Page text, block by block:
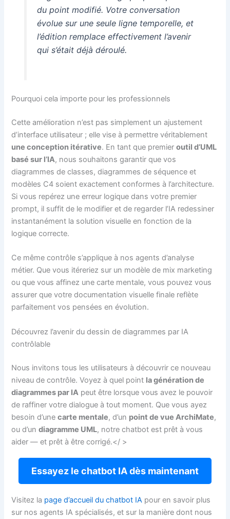
du point modifié. Votre conversation
évolue sur une seule ligne temporelle, et
l’édition remplace effectivement l’avenir
qui s’était déjà déroulé.
Pourquoi cela importe pour les professionnels
Cette amélioration n’est pas simplement un ajustement
d’interface utilisateur ; elle vise à permettre véritablement
une conception itérative. En tant que premieroutil d’UML
basé sur l’IA, nous souhaitons garantir que vos
diagrammes de classes, diagrammes de séquence et
modèles C4 soient exactement conformes à l’architecture.
Si vous repérez une erreur logique dans votre premier
prompt, il suffit de le modifier et de regarder l’IA redessiner
instantanément la solution visuelle en fonction de la
logique correcte.
Ce même contrôle s’applique à nos agents d’analyse
métier. Que vous itéreriez sur un modèle de mix marketing
ou que vous affinez une carte mentale, vous pouvez vous
assurer que votre documentation visuelle finale reflète
parfaitement vos pensées en évolution.
Découvrez l’avenir du dessin de diagrammes par IA
contrôlable
Nous invitons tous les utilisateurs à découvrir ce nouveau
niveau de contrôle. Voyez à quel point la génération de
diagrammes par IA peut être lorsque vous avez le pouvoir
de raffiner votre dialogue à tout moment. Que vous ayez
besoin d’unecarte mentale, d’un point de vue ArchiMate,
ou d’undiagramme UML, notre chatbot est prêt à vous
aider — et prêt à être corrigé.</ >
Essayez le chatbot IA dès maintenant
Visitez la page d’accueil du chatbot IA pour en savoir plus
sur nos agents IA spécialisés, et sur la manière dont nous